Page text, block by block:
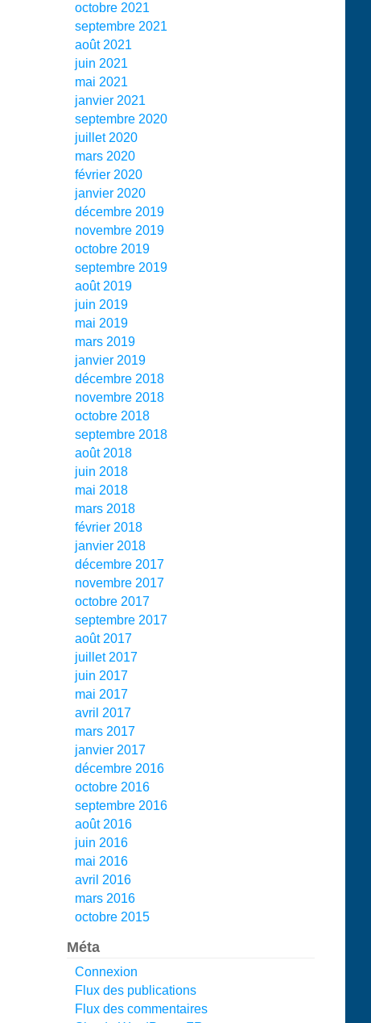
octobre 2021
septembre 2021
août 2021
juin 2021
mai 2021
janvier 2021
septembre 2020
juillet 2020
mars 2020
février 2020
janvier 2020
décembre 2019
novembre 2019
octobre 2019
septembre 2019
août 2019
juin 2019
mai 2019
mars 2019
janvier 2019
décembre 2018
novembre 2018
octobre 2018
septembre 2018
août 2018
juin 2018
mai 2018
mars 2018
février 2018
janvier 2018
décembre 2017
novembre 2017
octobre 2017
septembre 2017
août 2017
juillet 2017
juin 2017
mai 2017
avril 2017
mars 2017
janvier 2017
décembre 2016
octobre 2016
septembre 2016
août 2016
juin 2016
mai 2016
avril 2016
mars 2016
octobre 2015
Méta
Connexion
Flux des publications
Flux des commentaires